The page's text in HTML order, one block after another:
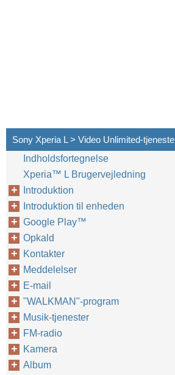
Sony Xperia L > Video Unlimited-tjeneste
Indholdsfortegnelse
Xperia™‎ L Brugervejledning
Introduktion
Introduktion til enheden
Google Play™‎
Opkald
Kontakter
Meddelelser
E-mail
"WALKMAN"-program
Musik-tjenester
FM-radio
Kamera
Album